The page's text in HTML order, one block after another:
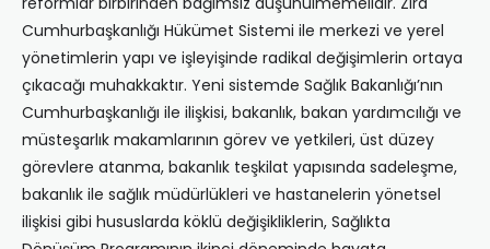
Cumhurbaşkanlığı Hükümet Sistemi ile merkezi ve yerel
yönetimlerin yapı ve işleyişinde radikal değişimlerin ortaya
çıkacağı muhakkaktır. Yeni sistemde Sağlık Bakanlığı’nın
Cumhurbaşkanlığı ile ilişkisi, bakanlık, bakan yardımcılığı ve
müsteşarlık makamlarının görev ve yetkileri, üst düzey
görevlere atanma, bakanlık teşkilat yapısında sadeleşme,
bakanlık ile sağlık müdürlükleri ve hastanelerin yönetsel
ilişkisi gibi hususlarda köklü değişikliklerin, Sağlıkta